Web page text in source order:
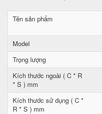
Tên sản phẩm
Model
Trọng lượng
Kích thước ngoài ( C * R
* S ) mm
Kích thước sử dụng ( C *
R * S ) mm